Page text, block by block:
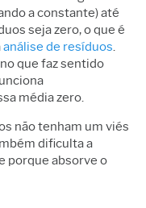
a constante) até
seja zero, o que é
análise de resíduos.
que faz sentido
média zero.
não tenham um viés
dificulta a
porque absorve o